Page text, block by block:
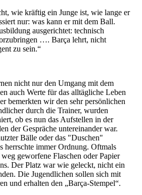
wie kräftig ein Junge ist, wie lange er
nur: was kann er mit dem Ball.
ausgerichtet: technisch
…. Barça lehrt, nicht
zu sein.“
nicht nur den Umgang mit dem
auch Werte für das alltägliche Leben
bemerkten wir den sehr persönlichen
durch die Trainer, wurden
ob es nun das Aufstellen in der
der Gespräche untereinander war.
Bälle oder das "Duschen"
herrschte immer Ordnung. Oftmals
geworfene Flaschen oder Papier
Der Platz war wie geleckt, nicht ein
Die Jugendlichen sollen sich mit
und erhalten den „Barça-Stempel“.